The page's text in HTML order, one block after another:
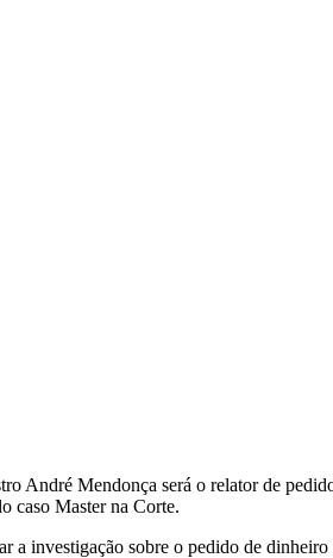
André Mendonça será o relator de
caso Master na Corte.
a investigação sobre o pedido de